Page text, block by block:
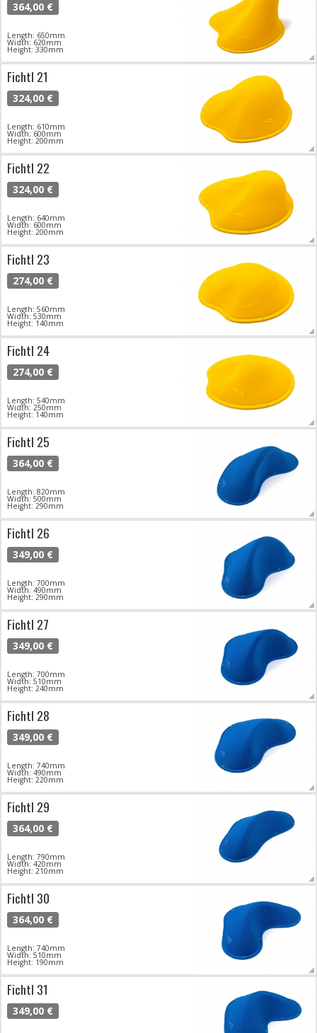
364,00 €
Length: 650mm
Width: 620mm
Height: 330mm
Fichtl 21
324,00 €
Length: 610mm
Width: 600mm
Height: 200mm
Fichtl 22
324,00 €
Length: 640mm
Width: 600mm
Height: 200mm
Fichtl 23
274,00 €
Length: 560mm
Width: 530mm
Height: 140mm
Fichtl 24
274,00 €
Length: 540mm
Width: 250mm
Height: 140mm
Fichtl 25
364,00 €
Length: 820mm
Width: 500mm
Height: 290mm
Fichtl 26
349,00 €
Length: 700mm
Width: 490mm
Height: 290mm
Fichtl 27
349,00 €
Length: 700mm
Width: 510mm
Height: 240mm
Fichtl 28
349,00 €
Length: 740mm
Width: 490mm
Height: 220mm
Fichtl 29
364,00 €
Length: 790mm
Width: 420mm
Height: 210mm
Fichtl 30
364,00 €
Length: 740mm
Width: 510mm
Height: 190mm
Fichtl 31
349,00 €